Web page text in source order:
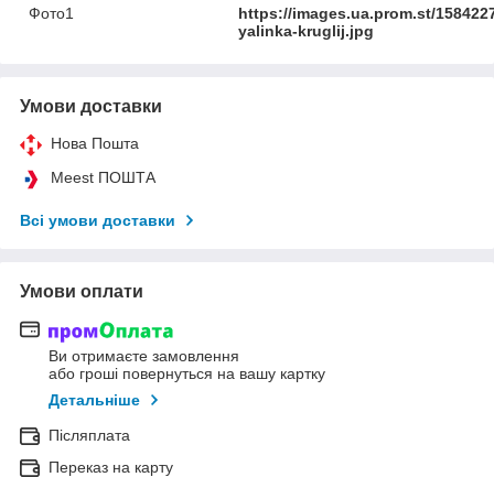
Фото1
https://images.ua.prom.st/
yalinka-kruglij.jpg
Умови доставки
Нова Пошта
Meest ПОШТА
Всі умови доставки
Умови оплати
Ви отримаєте замовлення
або гроші повернуться на вашу картку
Детальніше
Післяплата
Переказ на карту